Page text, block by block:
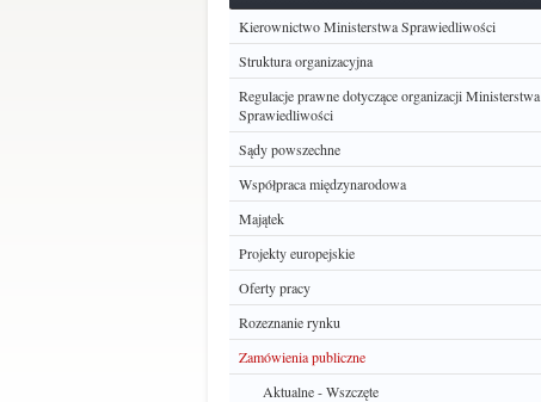
Kierownictwo Ministerstwa Sprawiedliwości
Struktura organizacyjna
Regulacje prawne dotyczące organizacji Ministerstwa
Sprawiedliwości
Sądy powszechne
Współpraca międzynarodowa
Majątek
Projekty europejskie
Oferty pracy
Rozeznanie rynku
Zamówienia publiczne
Aktualne - Wszczęte